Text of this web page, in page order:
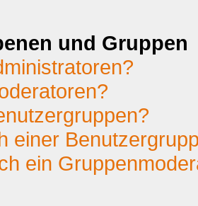
und Gruppen
einer
ein